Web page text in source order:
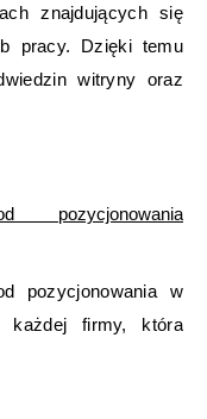
znajdujących się
pracy. Dzięki temu
witryny oraz
pozycjonowania
pozycjonowania w
każdej firmy, która